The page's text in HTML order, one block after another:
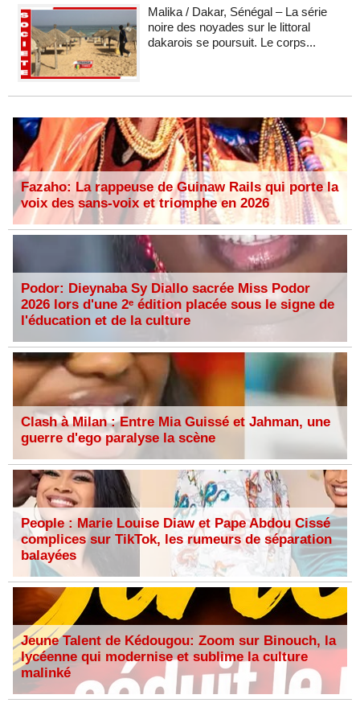
Malika / Dakar, Sénégal – La série
noire des noyades sur le littoral
dakarois se poursuit. Le corps...
Fazaho: La rappeuse de Guinaw Rails qui porte la
voix des sans-voix et triomphe en 2026
Podor: Dieynaba Sy Diallo sacrée Miss Podor
2026 lors d'une 2ᵉ édition placée sous le signe de
l'éducation et de la culture
Clash à Milan : Entre Mia Guissé et Jahman, une
guerre d'ego paralyse la scène
People : Marie Louise Diaw et Pape Abdou Cissé
complices sur TikTok, les rumeurs de séparation
balayées
Jeune Talent de Kédougou: Zoom sur Binouch, la
lycéenne qui modernise et sublime la culture
malinké